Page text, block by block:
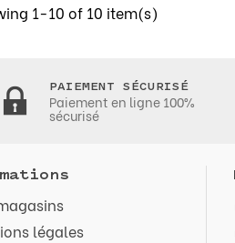
1-10 of 10 item(s)
PAIEMENT SÉCURISÉ
Paiement en ligne 100%
sécurisé
légales